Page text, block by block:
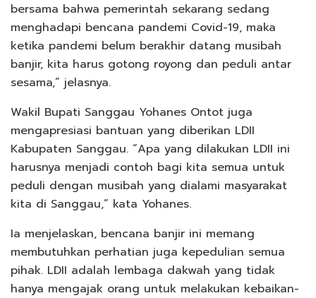
bersama bahwa pemerintah sekarang sedang
menghadapi bencana pandemi Covid-19, maka
ketika pandemi belum berakhir datang musibah
banjir, kita harus gotong royong dan peduli antar
sesama,” jelasnya.
Wakil Bupati Sanggau Yohanes Ontot juga
mengapresiasi bantuan yang diberikan LDII
Kabupaten Sanggau. “Apa yang dilakukan LDII ini
harusnya menjadi contoh bagi kita semua untuk
peduli dengan musibah yang dialami masyarakat
kita di Sanggau,” kata Yohanes.
Ia menjelaskan, bencana banjir ini memang
membutuhkan perhatian juga kepedulian semua
pihak. LDII adalah lembaga dakwah yang tidak
hanya mengajak orang untuk melakukan kebaikan-